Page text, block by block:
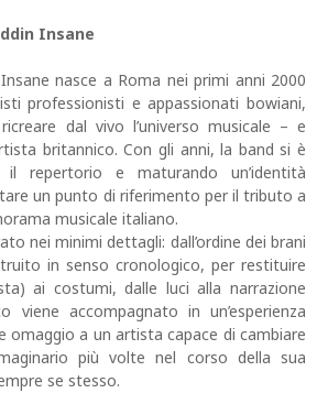
Insane
nasce a Roma nei primi anni 2000
professionisti e appassionati bowiani,
dal vivo l’universo musicale – e
britannico. Con gli anni, la band si è
il repertorio e maturando un’identità
un punto di riferimento per il tributo a
musicale italiano.
nei minimi dettagli: dall’ordine dei brani
in senso cronologico, per restituire
ai costumi, dalle luci alla narrazione
viene accompagnato in un’esperienza
omaggio a un artista capace di cambiare
più volte nel corso della sua
se stesso.